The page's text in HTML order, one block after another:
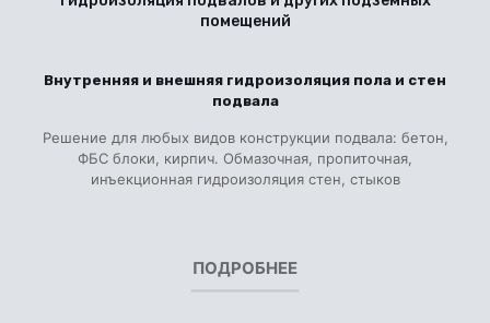
помещений
Внутренняя и внешняя гидроизоляция пола и стен
подвала
Решение для любых видов конструкции подвала: бетон,
ФБС блоки, кирпич. Обмазочная, пропиточная,
инъекционная гидроизоляция стен, стыков
ПОДРОБНЕЕ